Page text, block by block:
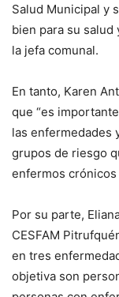
Salud Municipal y
bien para su salud
la jefa comunal.
En tanto, Karen
que “es
las enfermedades
grupos de riesgo
enfermos crónicos
Por su parte,
CESFAM
en tres
objetiva son